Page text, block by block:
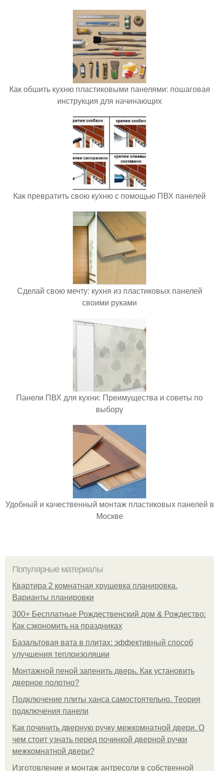
Как обшить кухню пластиковыми панелями: пошаговая
инструкция для начинающих
Как превратить свою кухню с помощью ПВХ панелей
Сделай свою мечту: кухня из пластиковых панелей
своими руками
Панели ПВХ для кухни: Преимущества и советы по
выбору
Удобный и качественный монтаж пластиковых панелей в
Москве
Популярные материалы
Квартира 2 комнатная хрущевка планировка.
Варианты планировки
300+ Бесплатные Рождественский дом & Рождество:
Как сэкономить на праздниках
Базальтовая вата в плитах: эффективный способ
улучшения теплоизоляции
Монтажной пеной запенить дверь. Как установить
дверное полотно?
Подключение плиты ханса самостоятельно. Теория
подключения панели
Как починить дверную ручку межкомнатной двери. О
чем стоит узнать перед починкой дверной ручки
межкомнатной двери?
Изготовление и монтаж антресоли в собственной